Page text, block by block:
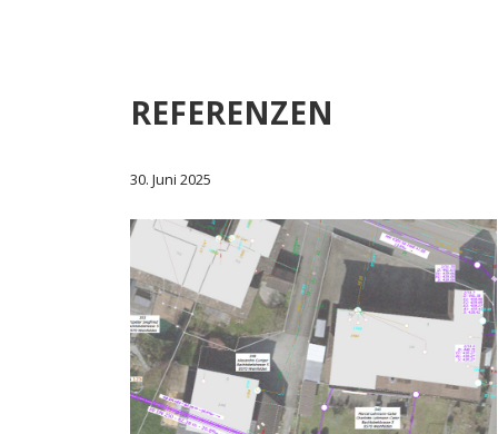
REFERENZEN
30. Juni 2025